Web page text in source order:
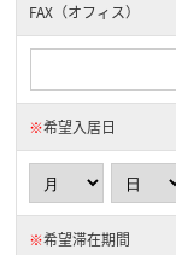
FAX（オフィス）
※希望入居日
※希望滞在期間